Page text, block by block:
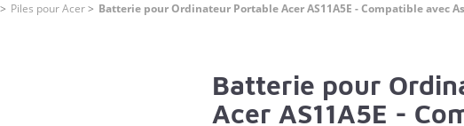
Piles pour Acer Batterie pour Ordinateur Portable Acer AS11A5E - Compatible avec
Batterie pour
Acer AS11A5E -